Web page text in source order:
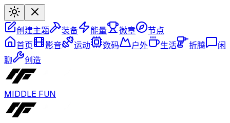
创建主题 装备 能量 徽章
节点
首页
影音 运动 数码 户外 生活 折腾
闲
聊
创造
MIDDLE FUN